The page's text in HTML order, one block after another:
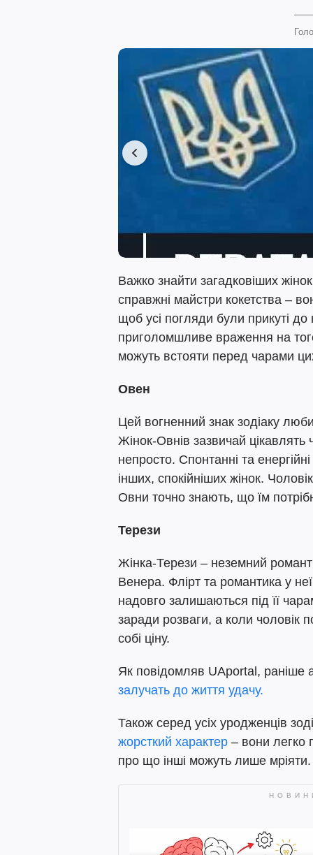
Важко знайти загадковіших
справжні майстри кокетства –
щоб усі погляди були прикуті
приголомшливе враження на
можуть встояти перед чарами
Овен
Цей вогненний знак зодіаку
Жінок-Овнів зазвичай
непросто. Спонтанні та
інших, спокійніших жінок.
Овни точно знають, що їм
Терези
Жінка-Терези – неземний
Венера. Флірт та романтика у
надовго залишаються під її
заради розваги, а коли чоловік
собі ціну.
Як повідомляв UAportal, раніше
залучать до життя удачу.
Також серед усіх уродженців
жорсткий характер – вони легко
про що інші можуть лише мріяти.